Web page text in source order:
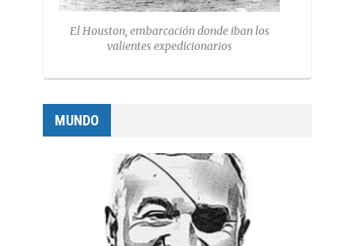
El Houston, embarcación donde iban los
valientes expedicionarios
MUNDO